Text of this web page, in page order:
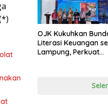
OJK Kukuhkan
Literasi Keuangan
Lampung, Perkuat